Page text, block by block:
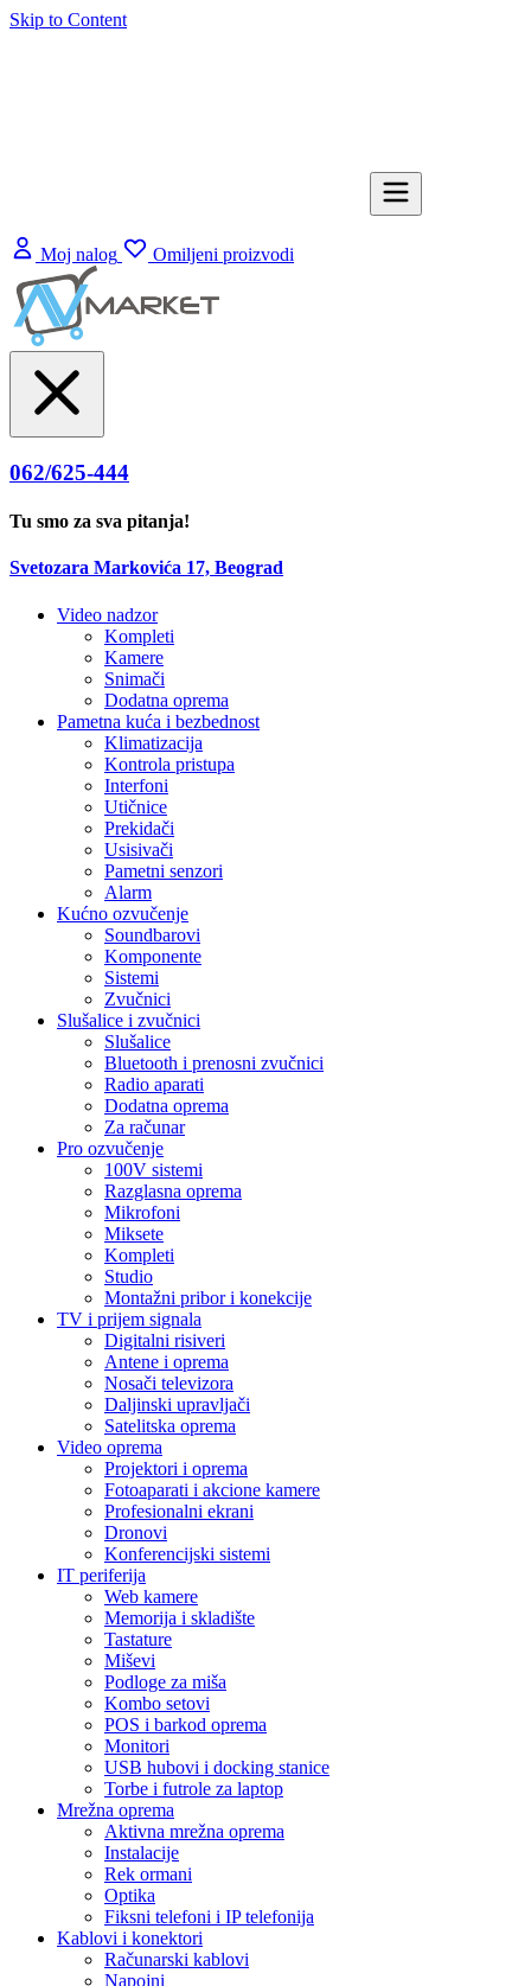
Skip to Content
Moj nalog Omiljeni proizvodi
062/625-444
Tu smo za sva pitanja!
Svetozara Markovića 17, Beograd
Video nadzor
Kompleti
Kamere
Snimači
Dodatna oprema
Pametna kuća i bezbednost
Klimatizacija
Kontrola pristupa
Interfoni
Utičnice
Prekidači
Usisivači
Pametni senzori
Alarm
Kućno ozvučenje
Soundbarovi
Komponente
Sistemi
Zvučnici
Slušalice i zvučnici
Slušalice
Bluetooth i prenosni zvučnici
Radio aparati
Dodatna oprema
Za računar
Pro ozvučenje
100V sistemi
Razglasna oprema
Mikrofoni
Miksete
Kompleti
Studio
Montažni pribor i konekcije
TV i prijem signala
Digitalni risiveri
Antene i oprema
Nosači televizora
Daljinski upravljači
Satelitska oprema
Video oprema
Projektori i oprema
Fotoaparati i akcione kamere
Profesionalni ekrani
Dronovi
Konferencijski sistemi
IT periferija
Web kamere
Memorija i skladište
Tastature
Miševi
Podloge za miša
Kombo setovi
POS i barkod oprema
Monitori
USB hubovi i docking stanice
Torbe i futrole za laptop
Mrežna oprema
Aktivna mrežna oprema
Instalacije
Rek ormani
Optika
Fiksni telefoni i IP telefonija
Kablovi i konektori
Računarski kablovi
Napojni